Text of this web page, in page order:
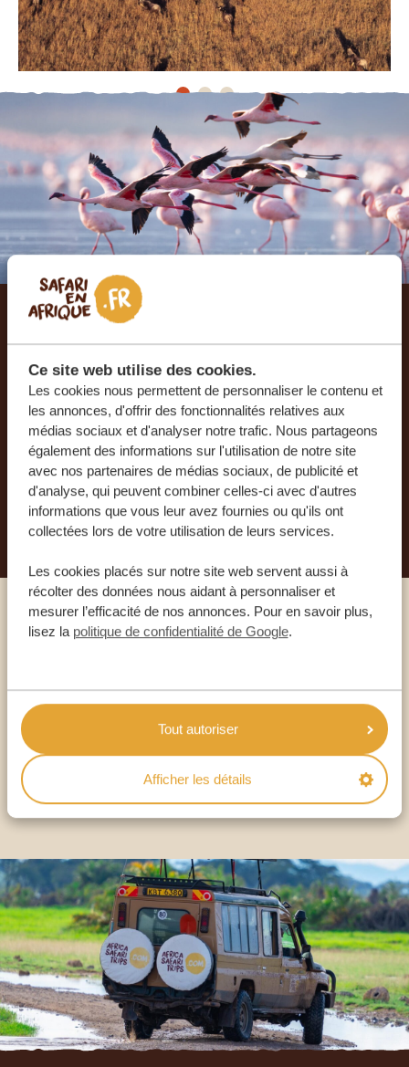
Ce site web utilise des cookies.
Les cookies nous permettent de personnaliser le contenu et
les annonces, d'offrir des fonctionnalités relatives aux
médias sociaux et d'analyser notre trafic. Nous partageons
également des informations sur l'utilisation de notre site
avec nos partenaires de médias sociaux, de publicité et
d'analyse, qui peuvent combiner celles-ci avec d'autres
informations que vous leur avez fournies ou qu'ils ont
collectées lors de votre utilisation de leurs services.
Les cookies placés sur notre site web servent aussi à
récolter des données nous aidant à personnaliser et
mesurer l’efficacité de nos annonces. Pour en savoir plus,
lisez la politique de confidentialité de Google.
Tout autoriser
Afficher les détails
Laissez-nous créer votre
voyage sur mesure
RECEVEZ UN DEVIS GRATUIT, SANS
ENGAGEMENT
PLANIFIEZ VOTRE AVENTURE
Appelez un expert
AUTRES PAYS
Footer